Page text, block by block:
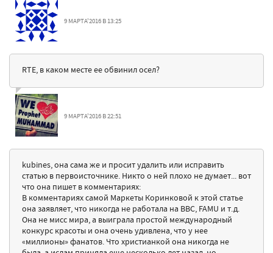
9 МАРТА'2016 В 13:25
RTE, в каком месте ее обвинил осел?
9 МАРТА'2016 В 22:51
kubines, она сама же и просит удалить или исправить
статью в первоисточнике. Никто о ней плохо не думает... вот
что она пишет в комментариях:
В комментариях самой Маркеты Коринковой к этой статье
она заявляет, что никогда не работала на BBC, FAMU и т.д.
Она не мисс мира, а выиграла простой международный
конкурс красоты и она очень удивлена, что у нее
«миллионы» фанатов. Что христианкой она никогда не